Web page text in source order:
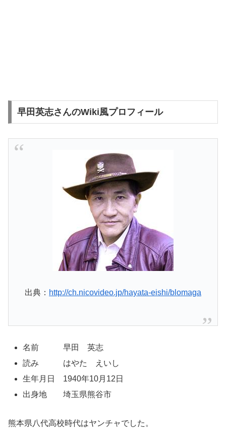
早田英志さんのWiki風プロフィール
出典： http://ch.nicovideo.jp/hayata-eishi/blomaga
名前 早田 英志
読み はやた えいし
生年月日 1940年10月12日
出身地 埼玉県熊谷市
熊本県八代高校時代はヤンチャでした。